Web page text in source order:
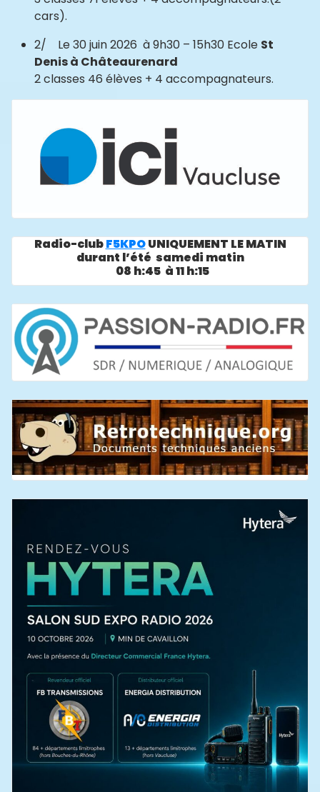
cars).
2/ Le 30 juin 2026 à 9h30 – 15h30 Ecole St
Denis à Châteaurenard
2 classes 46 élèves + 4 accompagnateurs.
Radio-clubF5KPOUNIQUEMENT LE MATIN
durant l’été samedi matin
08 h:45 à 11 h:15